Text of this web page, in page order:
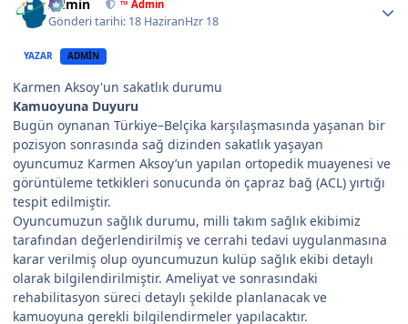
Admin ™ Admin
Gönderi tarihi: 18 HaziranHzr 18
YAZAR ADMIN
Karmen Aksoy'un sakatlık durumu
Kamuoyuna Duyuru
Bugün oynanan Türkiye–Belçika karşılaşmasında yaşanan bir
pozisyon sonrasında sağ dizinden sakatlık yaşayan
oyuncumuz Karmen Aksoy’un yapılan ortopedik muayenesi ve
görüntüleme tetkikleri sonucunda ön çapraz bağ (ACL) yırtığı
tespit edilmiştir.
Oyuncumuzun sağlık durumu, milli takım sağlık ekibimiz
tarafından değerlendirilmiş ve cerrahi tedavi uygulanmasına
karar verilmiş olup oyuncumuzun kulüp sağlık ekibi detaylı
olarak bilgilendirilmiştir. Ameliyat ve sonrasındaki
rehabilitasyon süreci detaylı şekilde planlanacak ve
kamuoyuna gerekli bilgilendirmeler yapılacaktır.